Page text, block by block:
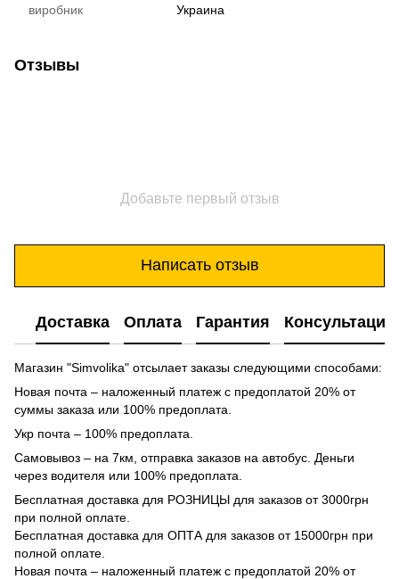
виробник Украина
Отзывы
Добавьте первый отзыв
Написать отзыв
Доставка Оплата Гарантия Консультация
Магазин "Simvolika" отсылает заказы следующими способами:
Новая почта – наложенный платеж с предоплатой 20% от
суммы заказа или 100% предоплата.
Укр почта – 100% предоплата.
Самовывоз – на 7км, отправка заказов на автобус. Деньги
через водителя или 100% предоплата.
Бесплатная доставка для РОЗНИЦЫ для заказов от 3000грн
при полной оплате.
Бесплатная доставка для ОПТА для заказов от 15000грн при
полной оплате.
Новая почта – наложенный платеж с предоплатой 20% от